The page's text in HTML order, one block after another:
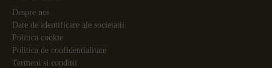
Despre noi
Date de identificare ale societatii
Politica cookie
Politica de confidentialitate
Termeni si conditii